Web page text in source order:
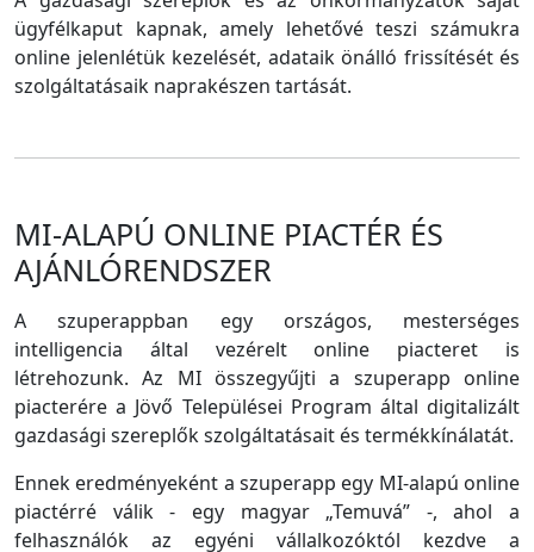
ügyfélkaput kapnak, amely lehetővé teszi számukra
online jelenlétük kezelését, adataik önálló frissítését és
szolgáltatásaik naprakészen tartását.
MI-ALAPÚ ONLINE PIACTÉR ÉS
AJÁNLÓRENDSZER
A szuperappban egy országos, mesterséges
intelligencia által vezérelt online piacteret is
létrehozunk. Az MI összegyűjti a szuperapp online
piacterére a Jövő Települései Program által digitalizált
gazdasági szereplők szolgáltatásait és termékkínálatát.
Ennek eredményeként a szuperapp egy MI-alapú online
piactérré válik - egy magyar „Temuvá” -, ahol a
felhasználók az egyéni vállalkozóktól kezdve a